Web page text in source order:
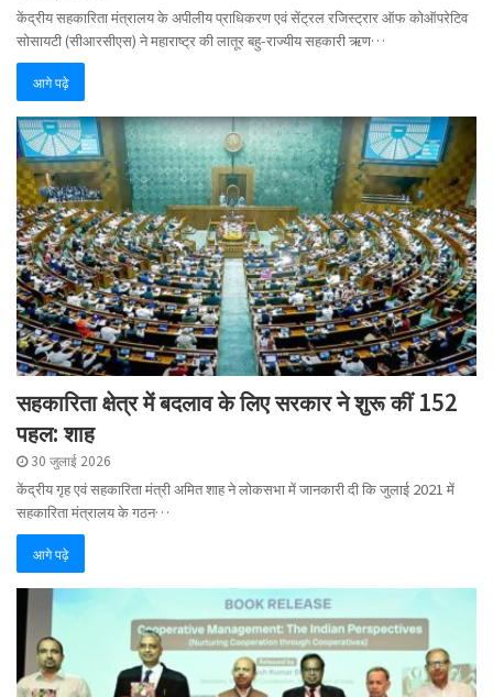
केंद्रीय सहकारिता मंत्रालय के अपीलीय प्राधिकरण एवं सेंट्रल रजिस्ट्रार ऑफ कोऑपरेटिव
सोसायटी (सीआरसीएस) ने महाराष्ट्र की लातूर बहु-राज्यीय सहकारी ऋण…
आगे पढ़े
सहकारिता क्षेत्र में बदलाव के लिए सरकार ने शुरू कीं 152
पहल: शाह
30 जुलाई 2026
केंद्रीय गृह एवं सहकारिता मंत्री अमित शाह ने लोकसभा में जानकारी दी कि जुलाई 2021 में
सहकारिता मंत्रालय के गठन…
आगे पढ़े